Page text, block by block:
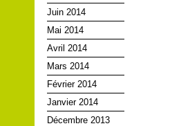
Juin 2014
Mai 2014
Avril 2014
Mars 2014
Février 2014
Janvier 2014
Décembre 2013